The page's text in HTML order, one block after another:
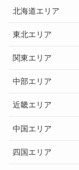
北海道エリア
東北エリア
関東エリア
中部エリア
近畿エリア
中国エリア
四国エリア